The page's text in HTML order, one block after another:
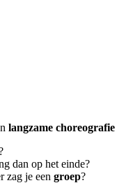
langzame choreografie
dan op het einde?
zag je een groep?